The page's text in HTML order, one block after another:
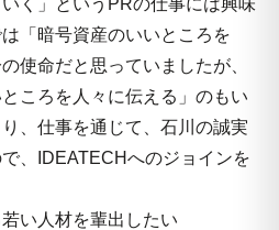
「暗号資産のいいところを
使命だと思っていましたが、
ころを人々に伝える」のもい
、仕事を通じて、石川の誠実
、IDEATECHへのジョインを
い人材を輩出したい